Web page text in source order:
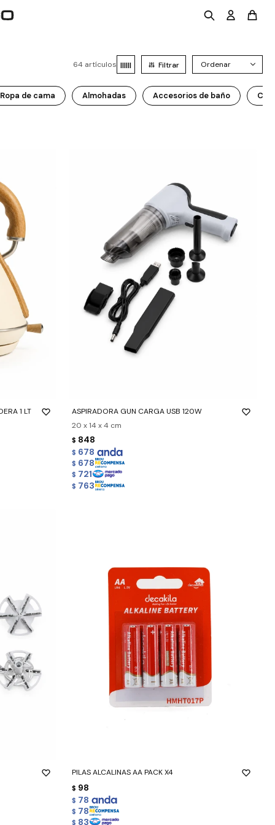
64 artículos
Ropa de cama Almohadas Accesorios de baño
1 LT
ASPIRADORA GUN CARGA USB 120W
20 x 14 x 4 cm
$ 848
$ 678
$ 678
$ 721
$ 763
PILAS ALCALINAS AA PACK X4
$ 98
$ 78
$ 78
$ 83